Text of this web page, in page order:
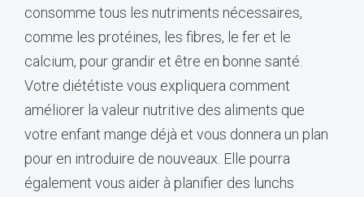
consomme tous les nutriments nécessaires,
comme les protéines, les fibres, le fer et le
calcium, pour grandir et être en bonne santé.
Votre diététiste vous expliquera comment
améliorer la valeur nutritive des aliments que
votre enfant mange déjà et vous donnera un plan
pour en introduire de nouveaux. Elle pourra
également vous aider à planifier des lunchs